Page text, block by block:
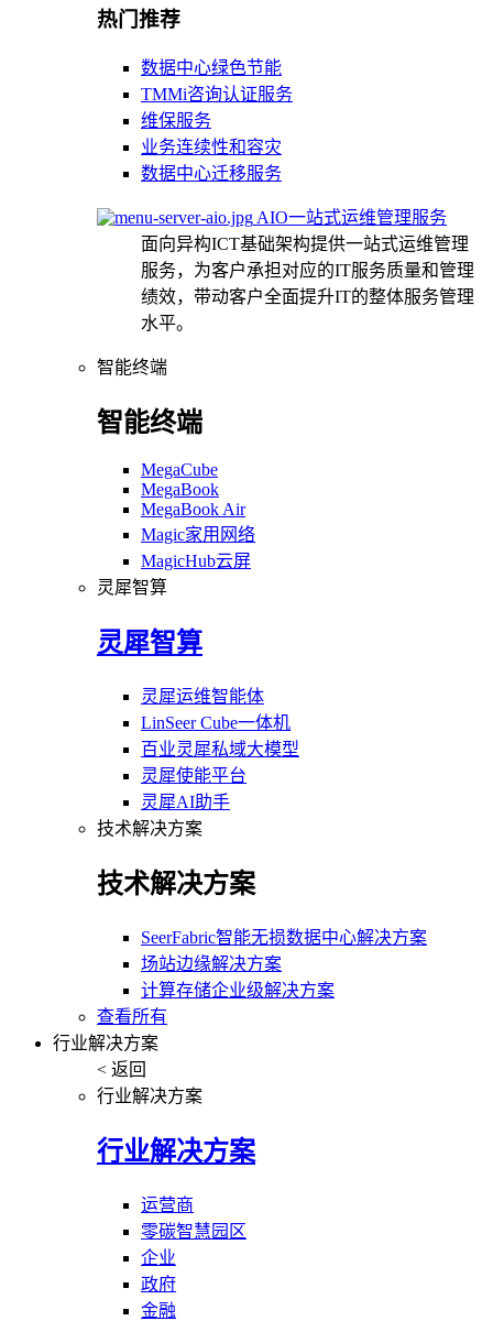
热门推荐
数据中心绿色节能
TMMi咨询认证服务
维保服务
业务连续性和容灾
数据中心迁移服务
AIO一站式运维管理服务
面向异构ICT基础架构提供一站式运维管理
服务，为客户承担对应的IT服务质量和管理
绩效，带动客户全面提升IT的整体服务管理
水平。
智能终端
智能终端
MegaCube
MegaBook
MegaBook Air
Magic家用网络
MagicHub云屏
灵犀智算
灵犀智算
灵犀运维智能体
LinSeer Cube一体机
百业灵犀私域大模型
灵犀使能平台
灵犀AI助手
技术解决方案
技术解决方案
SeerFabric智能无损数据中心解决方案
场站边缘解决方案
计算存储企业级解决方案
查看所有
行业解决方案
< 返回
行业解决方案
行业解决方案
运营商
零碳智慧园区
企业
政府
金融